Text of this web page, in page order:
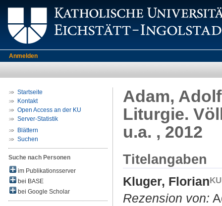
Anmelden
Startseite
Kontakt
Open Access an der KU
Server-Statistik
Blättern
Suchen
Suche nach Personen
im Publikationsserver
bei BASE
bei Google Scholar
Adam,
Liturgie.
u.a. , 2012
Titelangaben
Kluger, Florian
Rezension von: